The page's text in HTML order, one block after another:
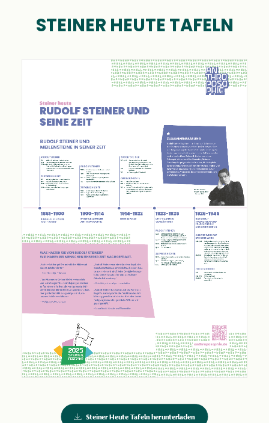
STEINER HEUTE TAFELN
Steiner Heute Tafeln herunterladen